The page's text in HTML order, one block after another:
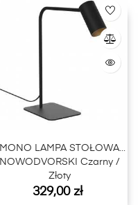
MONO LAMPA STOŁOWA
NOWODVORSKI Czarny /
Złoty
Cena
329,00 zł